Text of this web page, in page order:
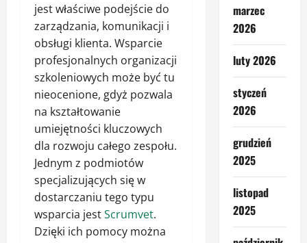
jest właściwe podejście do
zarządzania, komunikacji i
obsługi klienta. Wsparcie
profesjonalnych organizacji
szkoleniowych może być tu
nieocenione, gdyż pozwala
na kształtowanie
umiejętności kluczowych
dla rozwoju całego zespołu.
Jednym z podmiotów
specjalizujących się w
dostarczaniu tego typu
wsparcia jestScrumvet.
Dzięki ich pomocy można
marzec
2026
luty 2026
styczeń
2026
grudzień
2025
listopad
2025